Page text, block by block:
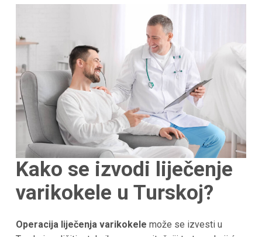
Kako se izvodi liječenje
varikokele u Turskoj?
Operacija liječenja varikokele može se izvesti u